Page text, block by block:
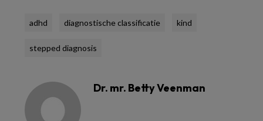
adhd diagnostische classificatie kind
stepped diagnosis
Dr. mr. Betty Veenman